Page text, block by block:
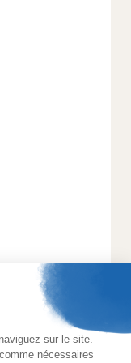
par Actusite.fr
de